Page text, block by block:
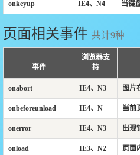
onkeyup IE4、N4 当键
页面相关事件 共计9种
事件
浏览器支
持
onabort IE4、N3 图片
onbeforeunload IE4、N 当前
onerror IE4、N3 出现
onload IE3、N2 页面